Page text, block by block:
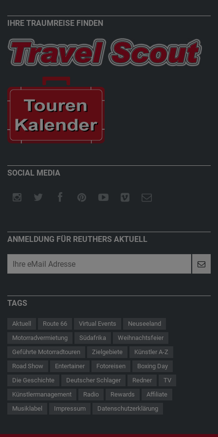
IHRE TRAUMREISE FINDEN
SOCIAL MEDIA
ANMELDUNG FÜR REUTHERS AKTUELL
TAGS
Aktuell Route 66 Virtual Events
Neuseeland
Motorradvermietung
Südafrika
Weihnachtsfeier
Geführte Motorradtouren
Zielgebiete
Künstler A-Z
Road Show
Entertainer Fotoreisen
Boxing Day
Die Geschichte
Deutscher Schlager Redner
TV
Künstlermanagement
Radio Rewards
Affiliate
Musiklabel
Impressum Datenschutzerklärung